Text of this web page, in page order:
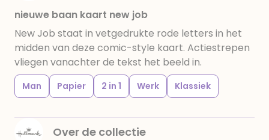
nieuwe baan kaart new job
New Job staat in vetgedrukte rode letters in het
midden van deze comic-style kaart. Actiestrepen
vliegen vanachter de tekst het beeld in.
Man Papier 2 in 1 Werk Klassiek
Over de collectie